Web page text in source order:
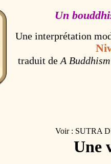
Un
Une interprétation
traduit de A
Voir : SUTRA
Une